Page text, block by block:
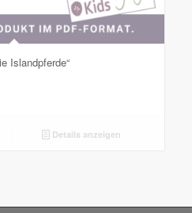
Islandpferde“
Details anzeigen